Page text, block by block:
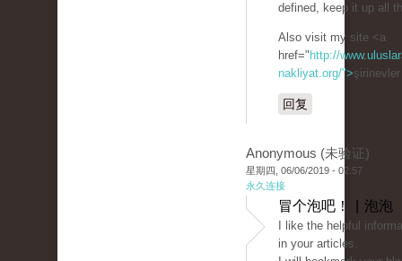
defined, keep it up all
Also visit my site <a
href=" http://
nakliyat.org/">
回复
Anonymous (未验证)
星期四, 06/06/2019 - 02:57
永久连接
冒个泡吧！ | 泡泡
I like the helpful
in your articles.